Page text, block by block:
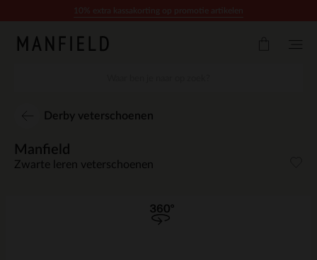
Derby veterschoenen
Manfield
Zwarte leren veterschoenen